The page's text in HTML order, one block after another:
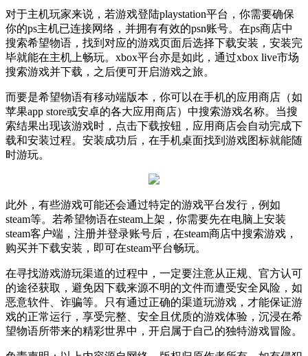
对于主机玩家来说，若游戏登陆playstation平台，你需要确保
你的ps主机已连接网络，并拥有有效的psn账号。在ps商店中
搜索希望物语，找到对应的游戏页面后选择下载安装，安装完
毕就能在主机上畅玩。xbox平台亦是如此，通过xbox live市场
搜索游戏并下载，之后便可开启游戏之旅。
而要是希望物语有移动端版本，你可以在手机的应用商店（如
苹果app store或安卓的各大应用商店）中搜索游戏名称。当搜
索结果出现该游戏时，点击下载按钮，应用商店会自动完成下
载和安装过程。安装成功后，在手机桌面找到游戏图标就能随
时游玩。
此外，有些游戏可能还会通过特定的游戏平台发行，例如
steam等。若希望物语在steam上架，你需要先在电脑上安装
steam客户端，注册并登录账号后，在steam商店中搜索游戏，
购买并下载安装，即可在steam平台畅玩。
在寻找游戏游玩渠道的过程中，一定要注意从正规、官方认可
的途径获取，避免因下载来源不明的文件而遭受安全风险，如
恶意软件、诈骗等。只有通过正确的渠道玩游戏，才能保证游
戏的正常运行，享受完整、安全且优质的游戏体验，沉浸在希
望物语所带来的精彩世界中，开启属于自己的独特游戏冒险。